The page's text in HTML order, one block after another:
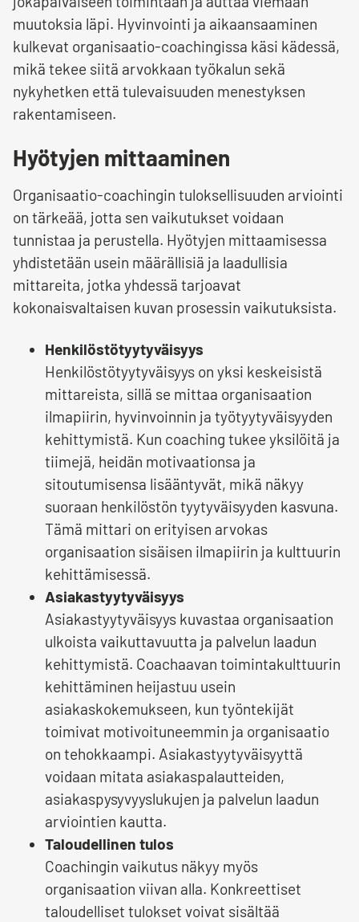
muutoksia läpi. Hyvinvointi ja aikaansaaminen
kulkevat organisaatio-coachingissa käsi kädessä,
mikä tekee siitä arvokkaan työkalun sekä
nykyhetken että tulevaisuuden menestyksen
rakentamiseen.
Hyötyjen mittaaminen
Organisaatio-coachingin tuloksellisuuden arviointi
on tärkeää, jotta sen vaikutukset voidaan
tunnistaa ja perustella. Hyötyjen mittaamisessa
yhdistetään usein määrällisiä ja laadullisia
mittareita, jotka yhdessä tarjoavat
kokonaisvaltaisen kuvan prosessin vaikutuksista.
Henkilöstötyytyväisyys
Henkilöstötyytyväisyys on yksi keskeisistä
mittareista, sillä se mittaa organisaation
ilmapiirin, hyvinvoinnin ja työtyytyväisyyden
kehittymistä. Kun coaching tukee yksilöitä ja
tiimejä, heidän motivaationsa ja
sitoutumisensa lisääntyvät, mikä näkyy
suoraan henkilöstön tyytyväisyyden kasvuna.
Tämä mittari on erityisen arvokas
organisaation sisäisen ilmapiirin ja kulttuurin
kehittämisessä.
Asiakastyytyväisyys
Asiakastyytyväisyys kuvastaa organisaation
ulkoista vaikuttavuutta ja palvelun laadun
kehittymistä. Coachaavan toimintakulttuurin
kehittäminen heijastuu usein
asiakaskokemukseen, kun työntekijät
toimivat motivoituneemmin ja organisaatio
on tehokkaampi. Asiakastyytyväisyyttä
voidaan mitata asiakaspalautteiden,
asiakaspysyvyyslukujen ja palvelun laadun
arviointien kautta.
Taloudellinen tulos
Coachingin vaikutus näkyy myös
organisaation viivan alla. Konkreettiset
taloudelliset tulokset voivat sisältää